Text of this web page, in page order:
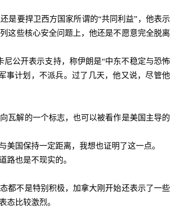
是要捍卫西方国家所谓的“共同利益”，他表示
这些核心安全问题上，他还是不愿意完全脱离
尼公开表示支持，称伊朗是“中东不稳定与恐怖
事计划，不派兵。过了几天，他又说，尽管他
瓦解的一个标志，也可以被看作是美国主导的
国保持一定距离，我想也证明了这一点。
路也是不现实的。
都不是特别积极，加拿大刚开始还表示了一些
态比较激烈。